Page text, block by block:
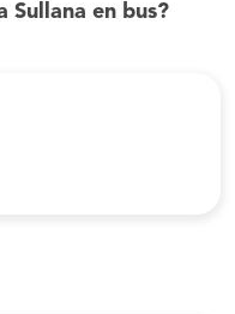
Sullana en bus?